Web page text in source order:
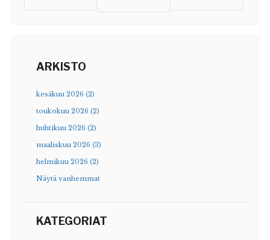
ARKISTO
kesäkuu 2026 (2)
toukokuu 2026 (2)
huhtikuu 2026 (2)
maaliskuu 2026 (3)
helmikuu 2026 (2)
Näytä vanhemmat
KATEGORIAT